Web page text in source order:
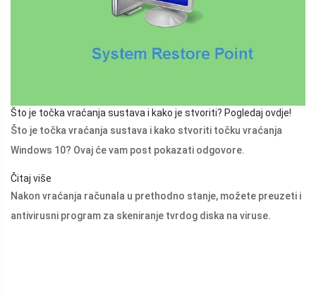
Što je točka vraćanja sustava i kako je stvoriti? Pogledaj ovdje!
Što je točka vraćanja sustava i kako stvoriti točku vraćanja
Windows 10? Ovaj će vam post pokazati odgovore.
Čitaj više
Nakon vraćanja računala u prethodno stanje, možete preuzeti i
antivirusni program za skeniranje tvrdog diska na viruse.